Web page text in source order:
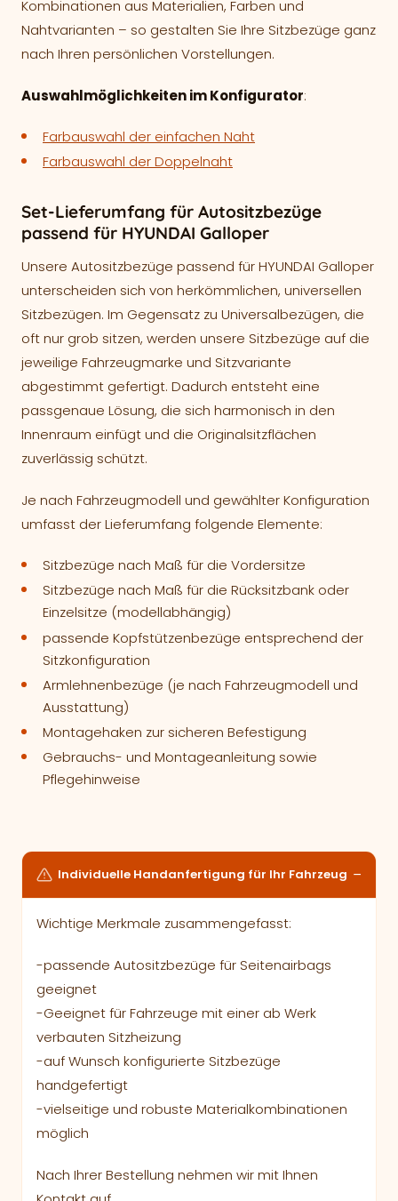
Kombinationen aus Materialien, Farben und
Nahtvarianten – so gestalten Sie Ihre Sitzbezüge ganz
nach Ihren persönlichen Vorstellungen.
Auswahlmöglichkeiten im Konfigurator:
Farbauswahl der einfachen Naht
Farbauswahl der Doppelnaht
Set-Lieferumfang für Autositzbezüge
passend für HYUNDAI Galloper
Unsere Autositzbezüge passend für HYUNDAI Galloper
unterscheiden sich von herkömmlichen, universellen
Sitzbezügen. Im Gegensatz zu Universalbezügen, die
oft nur grob sitzen, werden unsere Sitzbezüge auf die
jeweilige Fahrzeugmarke und Sitzvariante
abgestimmt gefertigt. Dadurch entsteht eine
passgenaue Lösung, die sich harmonisch in den
Innenraum einfügt und die Originalsitzflächen
zuverlässig schützt.
Je nach Fahrzeugmodell und gewählter Konfiguration
umfasst der Lieferumfang folgende Elemente:
Sitzbezüge nach Maß für die Vordersitze
Sitzbezüge nach Maß für die Rücksitzbank oder
Einzelsitze (modellabhängig)
passende Kopfstützenbezüge entsprechend der
Sitzkonfiguration
Armlehnenbezüge (je nach Fahrzeugmodell und
Ausstattung)
Montagehaken zur sicheren Befestigung
Gebrauchs- und Montageanleitung sowie
Pflegehinweise
Individuelle Handanfertigung für Ihr Fahrzeug
Wichtige Merkmale zusammengefasst:
-passende Autositzbezüge für Seitenairbags
geeignet
-Geeignet für Fahrzeuge mit einer ab Werk
verbauten Sitzheizung
-auf Wunsch konfigurierte Sitzbezüge
handgefertigt
-vielseitige und robuste Materialkombinationen
möglich
Nach Ihrer Bestellung nehmen wir mit Ihnen